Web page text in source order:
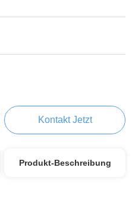
Kontakt Jetzt
Produkt-Beschreibung